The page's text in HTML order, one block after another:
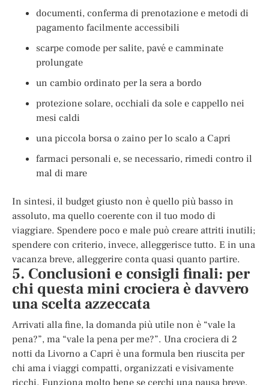
documenti, conferma di prenotazione e metodi di
pagamento facilmente accessibili
scarpe comode per salite, pavé e camminate
prolungate
un cambio ordinato per la sera a bordo
protezione solare, occhiali da sole e cappello nei
mesi caldi
una piccola borsa o zaino per lo scalo a Capri
farmaci personali e, se necessario, rimedi contro il
mal di mare
In sintesi, il budget giusto non è quello più basso in
assoluto, ma quello coerente con il tuo modo di
viaggiare. Spendere poco e male può creare attriti inutili;
spendere con criterio, invece, alleggerisce tutto. E in una
vacanza breve, alleggerire conta quasi quanto partire.
5. Conclusioni e consigli finali: per
chi questa mini crociera è davvero
una scelta azzeccata
Arrivati alla fine, la domanda più utile non è “vale la
pena?”, ma “vale la pena per me?”. Una crociera di 2
notti da Livorno a Capri è una formula ben riuscita per
chi ama i viaggi compatti, organizzati e visivamente
ricchi. Funziona molto bene se cerchi una pausa breve,